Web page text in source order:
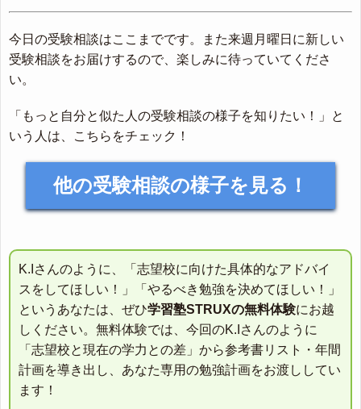
今日の受験相談はここまでです。また来週月曜日に新しい
受験相談をお届けするので、楽しみに待っていてくださ
い。
「もっと自分と似た人の受験相談の様子を知りたい！」と
いう人は、こちらをチェック！
他の受験相談の様子を見る！
K.Iさんのように、「志望校に向けた具体的なアドバイ
スをしてほしい！」「やるべき勉強を決めてほしい！」
というあなたは、ぜひ学習塾STRUXの無料体験にお越
しください。無料体験では、今回のK.Iさんのように
「志望校と現在の学力との差」から参考書リスト・年間
計画を導き出し、あなた専用の勉強計画をお渡ししてい
ます！